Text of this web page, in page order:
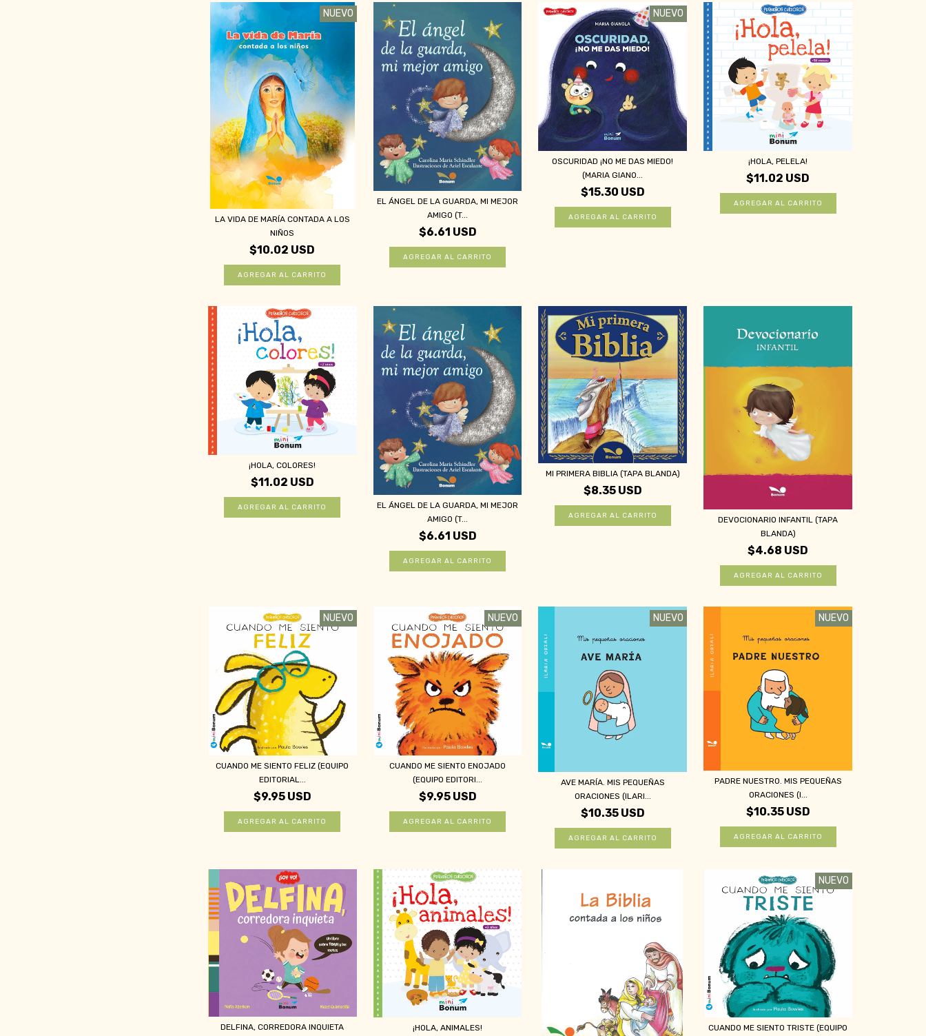
NUEVO
LA VIDA DE MARÍA CONTADA A LOS
NIÑOS
$10.02 USD
EL ÁNGEL DE LA GUARDA, MI MEJOR
AMIGO (T...
$6.61 USD
NUEVO
OSCURIDAD ¡NO ME DAS MIEDO!
(MARIA GIANO...
$15.30 USD
¡HOLA, PELELA!
$11.02 USD
¡HOLA, COLORES!
$11.02 USD
EL ÁNGEL DE LA GUARDA, MI MEJOR
AMIGO (T...
$6.61 USD
MI PRIMERA BIBLIA (TAPA BLANDA)
$8.35 USD
DEVOCIONARIO INFANTIL (TAPA
BLANDA)
$4.68 USD
NUEVO
CUANDO ME SIENTO FELIZ (EQUIPO
EDITORIAL...
$9.95 USD
NUEVO
CUANDO ME SIENTO ENOJADO
(EQUIPO EDITORI...
$9.95 USD
NUEVO
AVE MARÍA. MIS PEQUEÑAS
ORACIONES (ILARI...
$10.35 USD
NUEVO
PADRE NUESTRO. MIS PEQUEÑAS
ORACIONES (I...
$10.35 USD
DELFINA, CORREDORA INQUIETA ¡HOLA, ANIMALES!
NUEVO
CUANDO ME SIENTO TRISTE (EQUIPO